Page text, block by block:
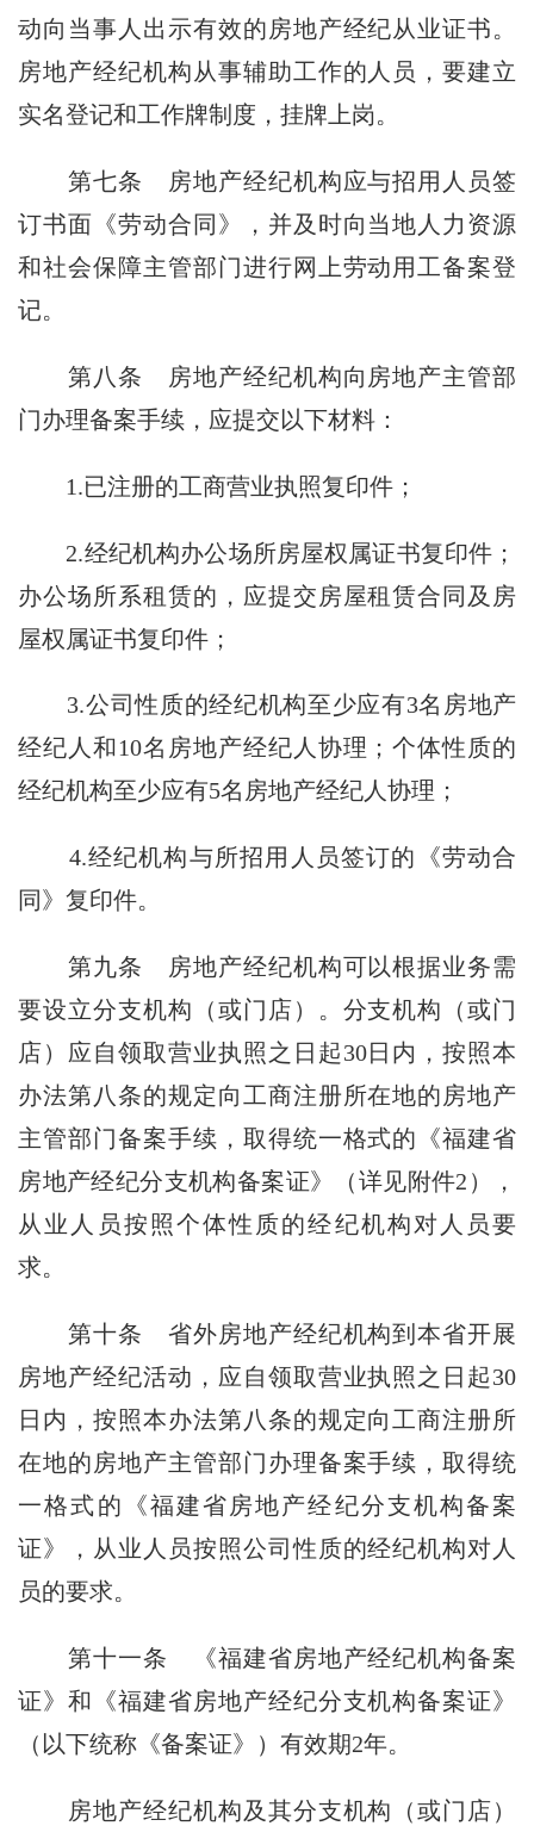
动向当事人出示有效的房地产经纪从业证书。
房地产经纪机构从事辅助工作的人员，要建立
实名登记和工作牌制度，挂牌上岗。
第七条 房地产经纪机构应与招用人员签
订书面《劳动合同》，并及时向当地人力资源
和社会保障主管部门进行网上劳动用工备案登
记。
第八条 房地产经纪机构向房地产主管部
门办理备案手续，应提交以下材料：
1.已注册的工商营业执照复印件；
2.经纪机构办公场所房屋权属证书复印件；
办公场所系租赁的，应提交房屋租赁合同及房
屋权属证书复印件；
3.公司性质的经纪机构至少应有3名房地产
经纪人和10名房地产经纪人协理；个体性质的
经纪机构至少应有5名房地产经纪人协理；
4.经纪机构与所招用人员签订的《劳动合
同》复印件。
第九条
房地产经纪机构可以根据业务需
要设立分支机构（或门店）。分支机构（或门
店）应自领取营业执照之日起30日内，按照本
办法第八条的规定向工商注册所在地的房地产
主管部门备案手续，取得统一格式的《福建省
房地产经纪分支机构备案证》（详见附件2），
从业人员按照个体性质的经纪机构对人员要
求。
第十条 省外房地产经纪机构到本省开展
房地产经纪活动，应自领取营业执照之日起30
日内，按照本办法第八条的规定向工商注册所
在地的房地产主管部门办理备案手续，取得统
一格式的《福建省房地产经纪分支机构备案
证》，从业人员按照公司性质的经纪机构对人
员的要求。
第十一条 《福建省房地产经纪机构备案
证》和《福建省房地产经纪分支机构备案证》
（以下统称《备案证》）有效期2年。
房地产经纪机构及其分支机构（或门店）